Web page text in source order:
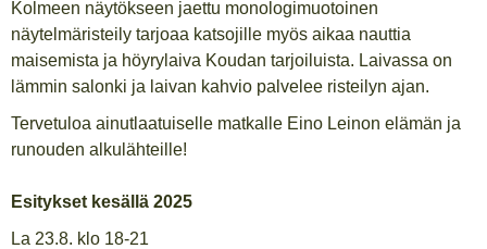
Kolmeen näytökseen jaettu monologimuotoinen
näytelmäristeily tarjoaa katsojille myös aikaa nauttia
maisemista ja höyrylaiva Koudan tarjoiluista. Laivassa on
lämmin salonki ja laivan kahvio palvelee risteilyn ajan.
Tervetuloa ainutlaatuiselle matkalle Eino Leinon elämän ja
runouden alkulähteille!
Esitykset kesällä 2025
La 23.8. klo 18-21